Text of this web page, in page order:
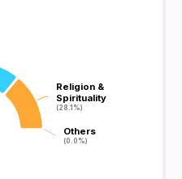
Religion &
Spirituality
(28.1%)
Religion &
Spirituality
(28.1%)
Others
(0.0%)
Others
(0.0%)